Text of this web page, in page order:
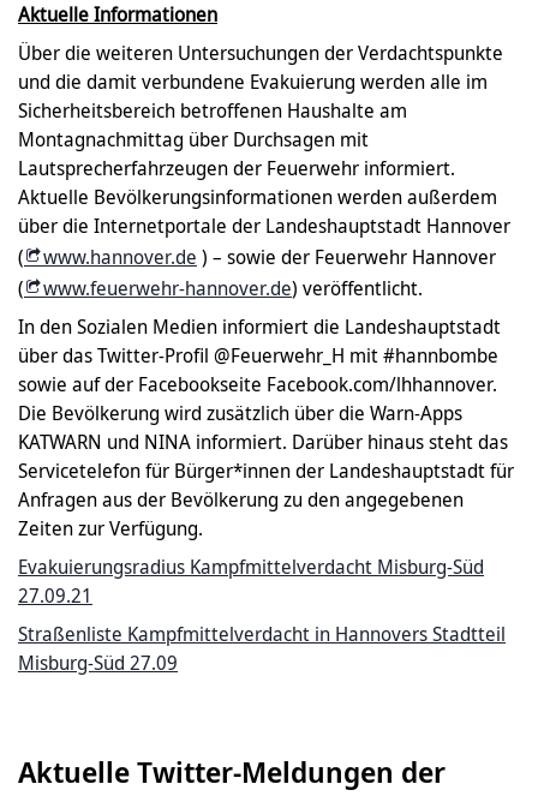
Aktuelle Informationen
Über die weiteren Untersuchungen der Verdachtspunkte
und die damit verbundene Evakuierung werden alle im
Sicherheitsbereich betroffenen Haushalte am
Montagnachmittag über Durchsagen mit
Lautsprecherfahrzeugen der Feuerwehr informiert.
Aktuelle Bevölkerungsinformationen werden außerdem
über die Internetportale der Landeshauptstadt Hannover
(
www.hannover.de ) – sowie der Feuerwehr Hannover
(
www.feuerwehr-hannover.de) veröffentlicht.
In den Sozialen Medien informiert die Landeshauptstadt
über das Twitter-Profil @Feuerwehr_H mit #hannbombe
sowie auf der Facebookseite Facebook.com/lhhannover.
Die Bevölkerung wird zusätzlich über die Warn-Apps
KATWARN und NINA informiert. Darüber hinaus steht das
Servicetelefon für Bürger*innen der Landeshauptstadt für
Anfragen aus der Bevölkerung zu den angegebenen
Zeiten zur Verfügung.
Evakuierungsradius Kampfmittelverdacht Misburg-Süd
27.09.21
Straßenliste Kampfmittelverdacht in Hannovers Stadtteil
Misburg-Süd 27.09
Aktuelle Twitter-Meldungen der